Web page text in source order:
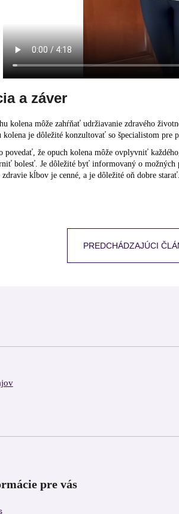
a záver
kolena môže zahŕňať udržiavanie zdravého
je dôležité konzultovať so špecialistom pre
povedať, že opuch kolena môže ovplyvniť
bolesť. Je dôležité byť informovaný o možných
zdravie kĺbov je cenné, a je dôležité oň dobre starať.
PREDCHÁDZAJÚCI
pre vás